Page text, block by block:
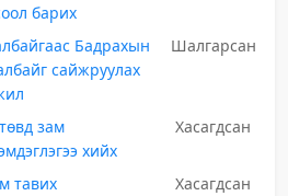
барих
Бадрахын
сайжруулах
Шалгарсан
зам
хийх
Хасагдсан
тавих
Хасагдсан